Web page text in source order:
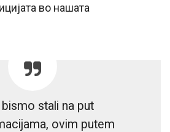
во нашата
stali na put
ovim putem